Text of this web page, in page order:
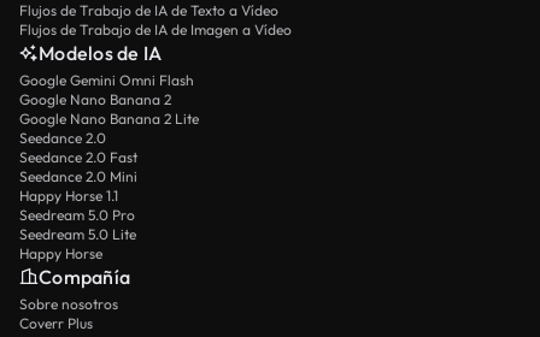
Flujos de Trabajo de IA de Texto a Vídeo
Flujos de Trabajo de IA de Imagen a Vídeo
Modelos de IA
Google Gemini Omni Flash
Google Nano Banana 2
Google Nano Banana 2 Lite
Seedance 2.0
Seedance 2.0 Fast
Seedance 2.0 Mini
Happy Horse 1.1
Seedream 5.0 Pro
Seedream 5.0 Lite
Happy Horse
Compañía
Sobre nosotros
Coverr Plus